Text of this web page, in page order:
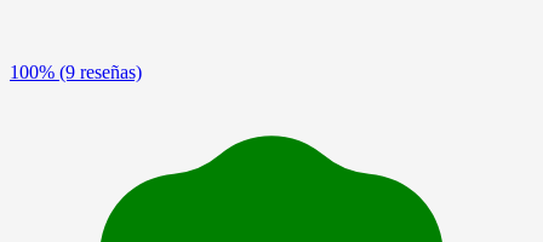
100% (9 reseñas)